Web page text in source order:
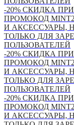
-20% СКИДКА
ПРОМОКОД
И АКСЕССУАРЫ,
ТОЛЬКО ДЛЯ
ПОЛЬЗОВАТЕЛЕЙ
-20% СКИДКА
ПРОМОКОД
И АКСЕССУАРЫ,
ТОЛЬКО ДЛЯ
ПОЛЬЗОВАТЕЛЕЙ
-20% СКИДКА
ПРОМОКОД
И АКСЕССУАРЫ,